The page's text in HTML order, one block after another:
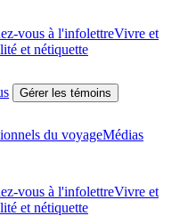
vous à l'infolettreVivre et
et nétiquette
Gérer les témoins
du voyageMédias
vous à l'infolettreVivre et
et nétiquette